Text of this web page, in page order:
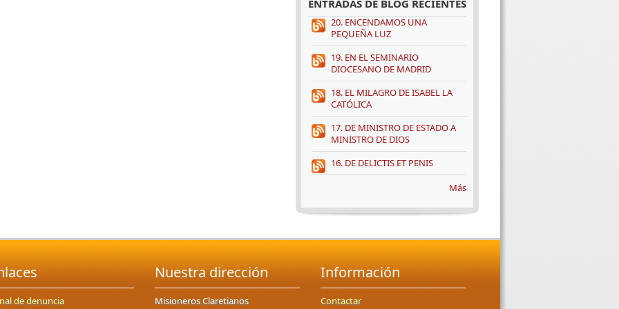
ENTRADAS DE BLOG RECIENTES
20. ENCENDAMOS UNA
PEQUEÑA LUZ
19. EN EL SEMINARIO
DIOCESANO DE MADRID
18. EL MILAGRO DE ISABEL LA
CATÓLICA
17. DE MINISTRO DE ESTADO A
MINISTRO DE DIOS
16. DE DELICTIS ET PENIS
Más
de denuncia
Nuestra dirección
Misioneros Claretianos
Información
Contactar